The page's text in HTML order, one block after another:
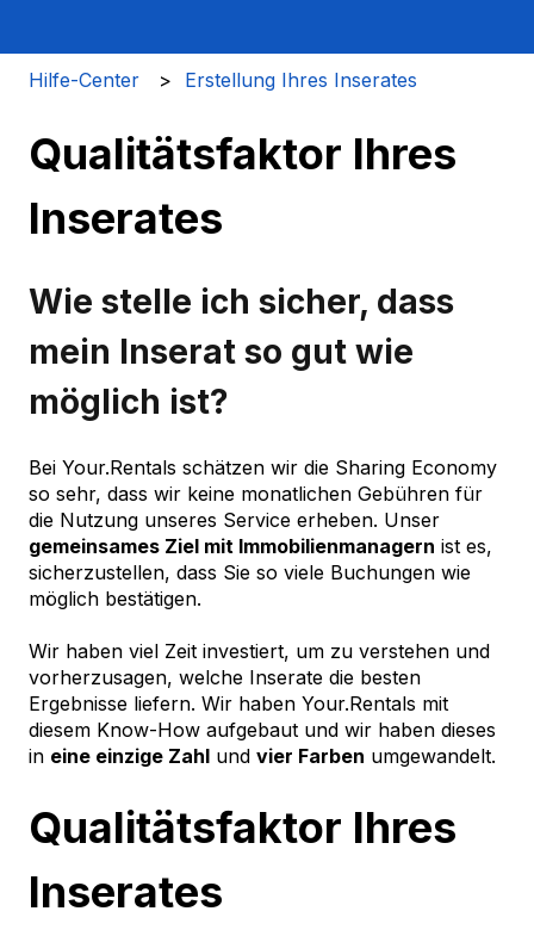
Hilfe-Center Erstellung Ihres Inserates
Qualitätsfaktor Ihres
Inserates
Wie stelle ich sicher, dass
mein Inserat so gut wie
möglich ist?
Bei Your.Rentals schätzen wir die Sharing Economy
so sehr, dass wir keine monatlichen Gebühren für
die Nutzung unseres Service erheben. Unser
gemeinsames Ziel mit Immobilienmanagern ist es,
sicherzustellen, dass Sie so viele Buchungen wie
möglich bestätigen.
Wir haben viel Zeit investiert, um zu verstehen und
vorherzusagen, welche Inserate die besten
Ergebnisse liefern. Wir haben Your.Rentals mit
diesem Know-How aufgebaut und wir haben dieses
in eine einzige Zahl und vier Farben umgewandelt.
Qualitätsfaktor Ihres
Inserates